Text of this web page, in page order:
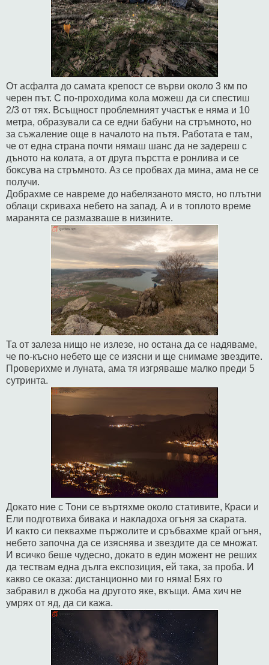
От асфалта до самата крепост се върви около 3 км по
черен път. С по-проходима кола можеш да си спестиш
2/3 от тях. Всъщност проблемният участък е няма и 10
метра, образували са се едни бабуни на стръмното, но
за съжаление още в началото на пътя. Работата е там,
че от една страна почти нямаш шанс да не задереш с
дъното на колата, а от друга пърстта е ронлива и се
боксува на стръмното. Аз се пробвах да мина, ама не се
получи.
Добрахме се навреме до набелязаното място, но плътни
облаци скриваха небето на запад. А и в топлото време
маранята се размазваше в низините.
Та от залеза нищо не излезе, но остана да се надяваме,
че по-късно небето ще се изясни и ще снимаме звездите.
Проверихме и луната, ама тя изгряваше малко преди 5
сутринта.
Докато ние с Тони се въртяхме около стативите, Краси и
Ели подготвиха бивака и накладоха огъня за скарата.
И както си пеквахме пържолите и сръбвахме край огъня,
небето започна да се изяснява и звездите да се множат.
И всичко беше чудесно, докато в един можент не реших
да тествам една дълга експозиция, ей така, за проба. И
какво се оказа: дистанционно ми го няма! Бях го
забравил в джоба на другото яке, вкъщи. Ама хич не
умрях от яд, да си кажа.